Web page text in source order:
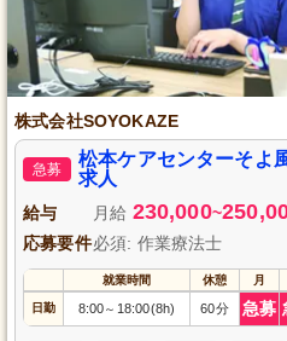
株式会社SOYOKAZE
急募
松本ケアセンターそよ
求人
給与 月給 230,000~
応募要件必須: 作業療法士
就業時間 休憩 月
日勤 8:00～ 18:00(8h) 60分 急募